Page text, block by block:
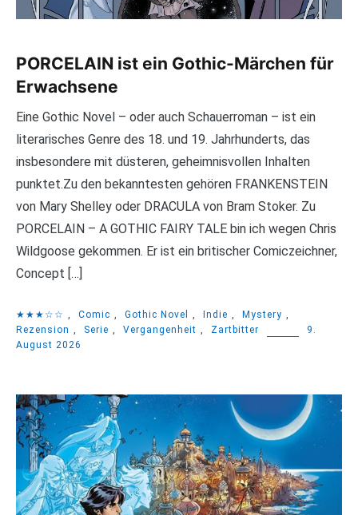
PORCELAIN ist ein Gothic-Märchen für
Erwachsene
Eine Gothic Novel – oder auch Schauerroman – ist ein
literarisches Genre des 18. und 19. Jahrhunderts, das
insbesondere mit düsteren, geheimnisvollen Inhalten
punktet.Zu den bekanntesten gehören FRANKENSTEIN
von Mary Shelley oder DRACULA von Bram Stoker. Zu
PORCELAIN – A GOTHIC FAIRY TALE bin ich wegen Chris
Wildgoose gekommen. Er ist ein britischer Comiczeichner,
Concept […]
★★★☆☆ Comic Gothic Novel Indie Mystery
Rezension
Serie Vergangenheit Zartbitter
9.
August 2026